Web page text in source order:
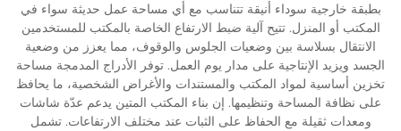
بطبقة خارجية سوداء أنيقة تتناسب مع أي مساحة عمل حديثة سواء في
المكتب أو المنزل. تتيح آلية ضبط الارتفاع الخاصة بالمكتب للمستخدمين
الانتقال بسلاسة بين وضعيات الجلوس والوقوف، مما يعزز من وضعية
الجسد ويزيد الإنتاجية على مدار يوم العمل. توفر الأدراج المدمجة مساحة
تخزين أساسية لمواد المكتب والمستندات والأغراض الشخصية، ما يحافظ
على نظافة المساحة وتنظيمها. إن بناء المكتب المتين يدعم عدّة شاشات
ومعدات ثقيلة مع الحفاظ على الثبات عند مختلف الارتفاعات. تشمل